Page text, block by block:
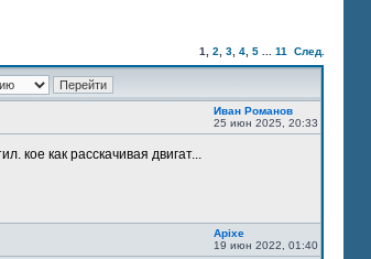
1 2 3 4 5 11 След.
Иван Романов
25 июн 2025, 20:33
кое как расскачивая двигат...
Apixe
19 июн 2022, 01:40